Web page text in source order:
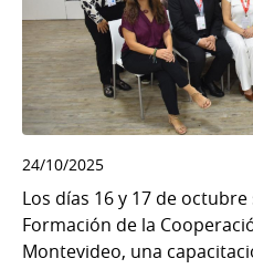
24/10/2025
Los días 16 y 17 de
Formación de la
Montevideo, una